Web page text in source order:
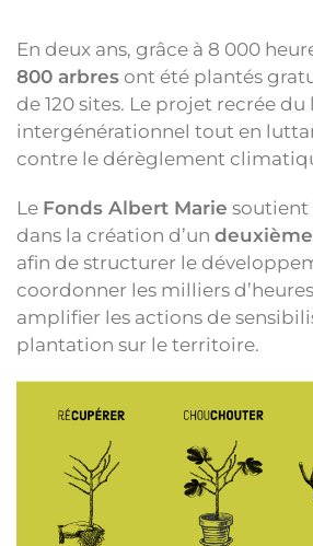
En deux ans, grâce à 8 000
800 arbres ont été plantés
de 120 sites. Le projet recrée du
intergénérationnel tout en
contre le dérèglement
Le Fonds Albert Marie soutient
dans la création d’un
afin de structurer le
coordonner les milliers
amplifier les actions de
plantation sur le territoire.